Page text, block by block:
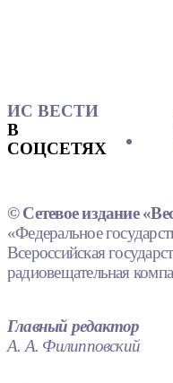
ИС ВЕСТИ
В
СОЦСЕТЯХ
© Сетевое издание
«Федеральное
Всероссийская
радиовещательная
Главный редактор
А. А. Филипповский